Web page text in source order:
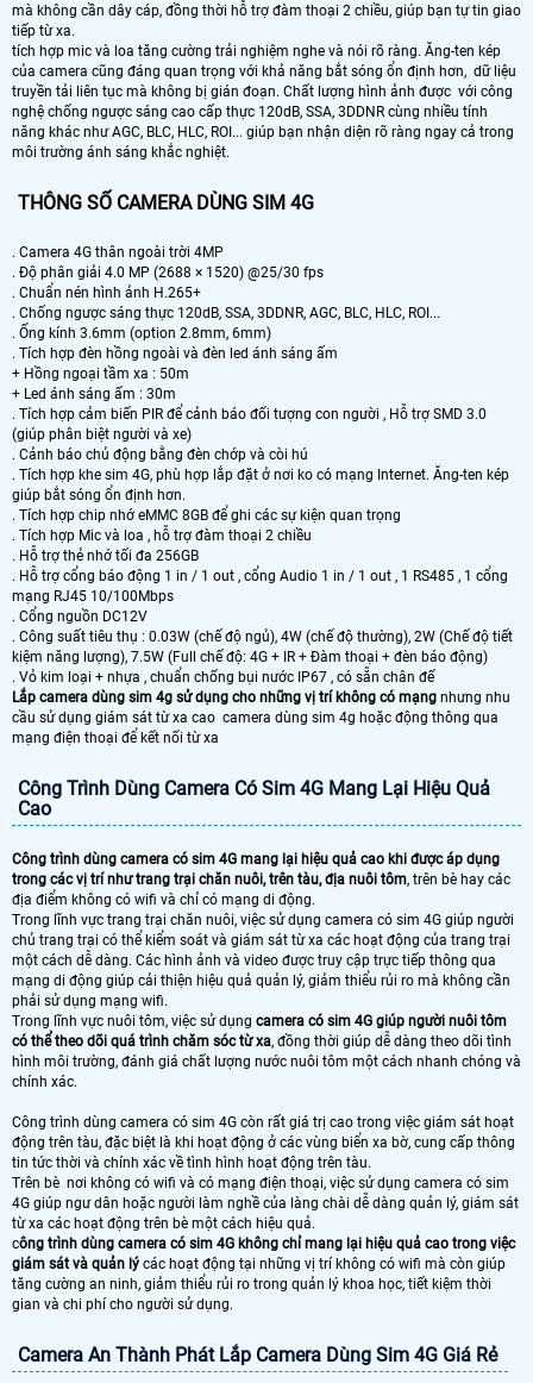
mà không cần dây cáp, đồng thời hỗ trợ đàm thoại 2 chiều, giúp bạn tự tin giao
tiếp từ xa.
tích hợp mic và loa tăng cường trải nghiệm nghe và nói rõ ràng. Ăng-ten kép
của camera cũng đáng quan trọng với khả năng bắt sóng ổn định hơn, dữ liệu
truyền tải liên tục mà không bị gián đoạn. Chất lượng hình ảnh được với công
nghệ chống ngược sáng cao cấp thực 120dB, SSA, 3DDNR cùng nhiều tính
năng khác như AGC, BLC, HLC, ROI... giúp bạn nhận diện rõ ràng ngay cả trong
môi trường ánh sáng khắc nghiệt.
THÔNG SỐ CAMERA DÙNG SIM 4G
. Camera 4G thân ngoài trời 4MP
. Độ phân giải 4.0 MP (2688 × 1520) @25/30 fps
. Chuẩn nén hình ảnh H.265+
. Chống ngược sáng thực 120dB, SSA, 3DDNR, AGC, BLC, HLC, ROI...
. Ống kính 3.6mm (option 2.8mm, 6mm)
. Tích hợp đèn hồng ngoài và đèn led ánh sáng ấm
+ Hồng ngoại tầm xa : 50m
+ Led ánh sáng ấm : 30m
. Tích hợp cảm biến PIR để cảnh báo đối tượng con người , Hỗ trợ SMD 3.0
(giúp phân biệt người và xe)
. Cảnh báo chủ động bằng đèn chớp và còi hú
. Tích hợp khe sim 4G, phù hợp lắp đặt ở nơi ko có mạng Internet. Ăng-ten kép
giúp bắt sóng ổn định hơn.
. Tích hợp chip nhớ eMMC 8GB để ghi các sự kiện quan trọng
. Tích hợp Mic và loa , hỗ trợ đàm thoại 2 chiều
. Hỗ trợ thẻ nhớ tối đa 256GB
. Hỗ trợ cổng báo động 1 in / 1 out , cổng Audio 1 in / 1 out , 1 RS485 , 1 cổng
mạng RJ45 10/100Mbps
. Cổng nguồn DC12V
. Công suất tiêu thụ : 0.03W (chế độ ngủ), 4W (chế độ thường), 2W (Chế độ tiết
kiệm năng lượng), 7.5W (Full chế độ: 4G + IR + Đàm thoại + đèn báo động)
. Vỏ kim loại + nhựa , chuẩn chống bụi nước IP67 , có sẵn chân đế
Lắp camera dùng sim 4g sử dụng cho những vị trí không có mạng nhưng nhu
cầu sử dụng giám sát từ xa cao camera dùng sim 4g hoặc động thông qua
mạng điện thoại để kết nối từ xa
Công Trình Dùng Camera Có Sim 4G Mang Lại Hiệu Quả
Cao
Công trình dùng camera có sim 4G mang lại hiệu quả cao khi được áp dụng
trong các vị trí như trang trại chăn nuôi, trên tàu, địa nuôi tôm, trên bè hay các
địa điểm không có wifi và chỉ có mạng di động.
Trong lĩnh vực trang trại chăn nuôi, việc sử dụng camera có sim 4G giúp người
chủ trang trại có thể kiểm soát và giám sát từ xa các hoạt động của trang trại
một cách dễ dàng. Các hình ảnh và video được truy cập trực tiếp thông qua
mạng di động giúp cải thiện hiệu quả quản lý, giảm thiểu rủi ro mà không cần
phải sử dụng mạng wifi.
Trong lĩnh vực nuôi tôm, việc sử dụng camera có sim 4G giúp người nuôi tôm
có thể theo dõi quá trình chăm sóc từ xa, đồng thời giúp dễ dàng theo dõi tình
hình môi trường, đánh giá chất lượng nước nuôi tôm một cách nhanh chóng và
chính xác.
Công trình dùng camera có sim 4G còn rất giá trị cao trong việc giám sát hoạt
động trên tàu, đặc biệt là khi hoạt động ở các vùng biển xa bờ, cung cấp thông
tin tức thời và chính xác về tình hình hoạt động trên tàu.
Trên bè nơi không có wifi và có mạng điện thoại, việc sử dụng camera có sim
4G giúp ngư dân hoặc người làm nghề của làng chài dễ dàng quản lý, giám sát
từ xa các hoạt động trên bè một cách hiệu quả.
công trình dùng camera có sim 4G không chỉ mang lại hiệu quả cao trong việc
giám sát và quản lý các hoạt động tại những vị trí không có wifi mà còn giúp
tăng cường an ninh, giảm thiểu rủi ro trong quản lý khoa học, tiết kiệm thời
gian và chi phí cho người sử dụng.
Camera An Thành Phát Lắp Camera Dùng Sim 4G Giá Rẻ